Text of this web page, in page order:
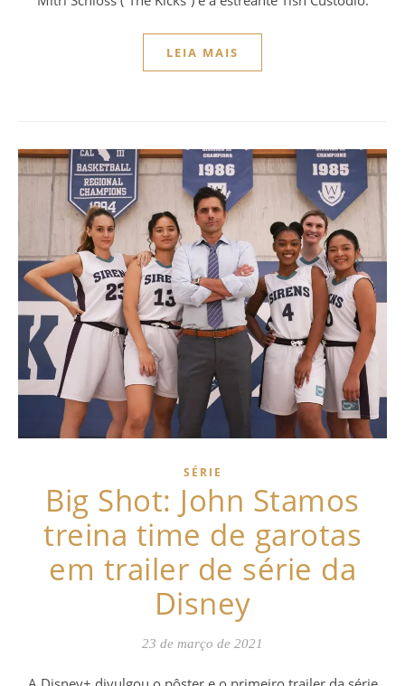
LEIA MAIS
SÉRIE
Big Shot: John Stamos
treina time de garotas
em trailer de série da
Disney
23 de março de 2021